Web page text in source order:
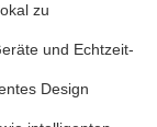
zu
und Echtzeit-
Design